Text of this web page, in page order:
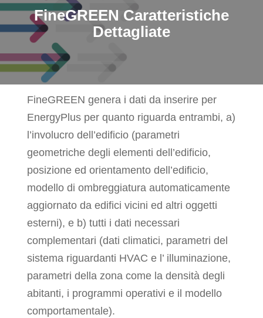
FineGREEN Caratteristiche
Dettagliate
FineGREEN genera i dati da inserire per
EnergyPlus per quanto riguarda entrambi, a)
l’involucro dell’edificio (parametri
geometriche degli elementi dell’edificio,
posizione ed orientamento dell’edificio,
modello di ombreggiatura automaticamente
aggiornato da edifici vicini ed altri oggetti
esterni), e b) tutti i dati necessari
complementari (dati climatici, parametri del
sistema riguardanti HVAC e l’ illuminazione,
parametri della zona come la densità degli
abitanti, i programmi operativi e il modello
comportamentale).